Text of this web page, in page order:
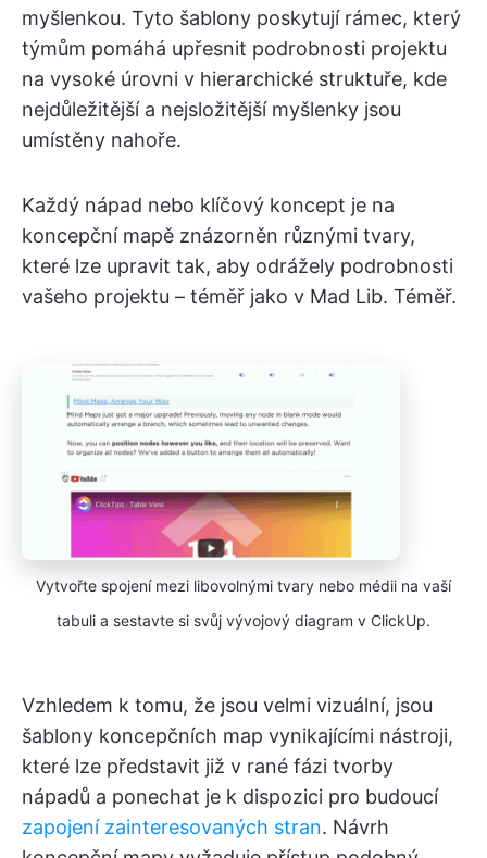
myšlenkou. Tyto šablony poskytují rámec, který
týmům pomáhá upřesnit podrobnosti projektu
na vysoké úrovni v hierarchické struktuře, kde
nejdůležitější a nejsložitější myšlenky jsou
umístěny nahoře.
Každý nápad nebo klíčový koncept je na
koncepční mapě znázorněn různými tvary,
které lze upravit tak, aby odrážely podrobnosti
vašeho projektu – téměř jako v Mad Lib. Téměř.
Vytvořte spojení mezi libovolnými tvary nebo médii na vaší
tabuli a sestavte si svůj vývojový diagram v ClickUp.
Vzhledem k tomu, že jsou velmi vizuální, jsou
šablony koncepčních map vynikajícími nástroji,
které lze představit již v rané fázi tvorby
nápadů a ponechat je k dispozici pro budoucí
zapojení zainteresovaných stran. Návrh